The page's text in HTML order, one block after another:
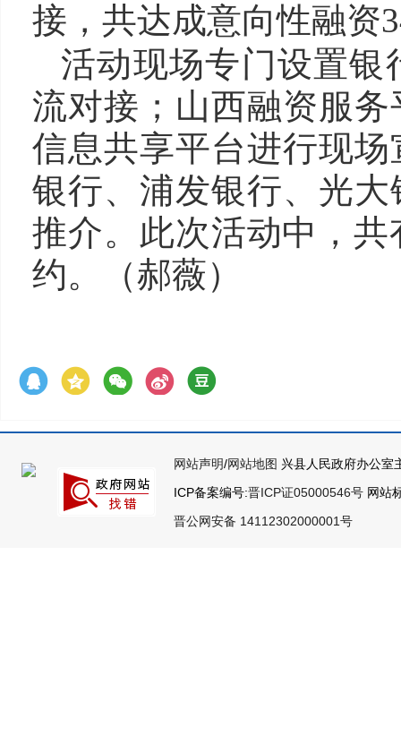
接，共达成意向性融资
活动现场专门设置银
流对接；山西融资服
信息共享平台进行现
银行、浦发银行、光
推介。此次活动中，
约。（郝薇）
网站声明/网站地图 兴县人民政府办公室
ICP备案编号:晋ICP证05000546号 网站
晋公网安备 14112302000001号